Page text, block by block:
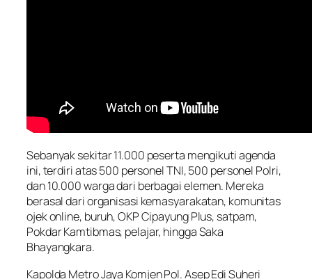
Sebanyak sekitar 11.000 peserta mengikuti agenda
ini, terdiri atas 500 personel TNI, 500 personel Polri,
dan 10.000 warga dari berbagai elemen. Mereka
berasal dari organisasi kemasyarakatan, komunitas
ojek online, buruh, OKP Cipayung Plus, satpam,
Pokdar Kamtibmas, pelajar, hingga Saka
Bhayangkara.
Kapolda Metro Jaya Komjen Pol. Asep Edi Suheri